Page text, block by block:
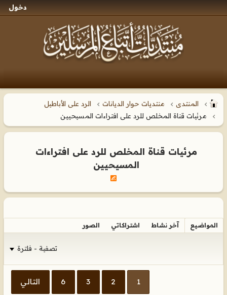
دخول
المنتدى منتديات حوار الديانات
الرد على الأباطيل
مرئيات قناة المخلص للرد على افتراءات المسيحيين
مرئيات قناة المخلص للرد على افتراءات
المسيحيين
المواضيع آخر نشاط اشتراكاتي الصور
تصفية - فلترة
1
2
3
6 التالي